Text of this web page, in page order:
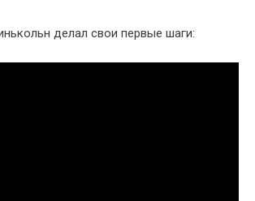
делал свои первые шаги: